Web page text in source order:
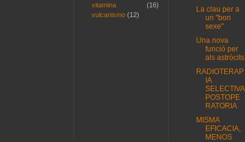
vitamina
(16)
vulcanismo (12)
La clau per a
un "bon
sexe"
Una nova
funció per
als astròcits
RADIOTERAP
IA
SELECTIVA
POSTOPE
RATORIA
MISMA
EFICACIA,
MENOS